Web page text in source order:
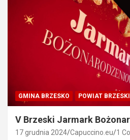
GMINA BRZESKO POWIAT BRZESKI
V Brzeski Jarmark
17 grudnia 2024 Capuccino.eu 1